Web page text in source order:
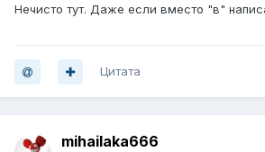
Нечисто тут. Даже если вместо "в"
Цитата
mihailaka666